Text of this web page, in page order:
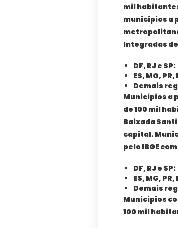
mil
municípios a
Integradas
DF, RJ e SP:
ES, MG, PR,
Demais
Municípios a
de 100 mil
Baixada
capital.
pelo IBGE
DF, RJ e SP:
ES, MG, PR,
Demais
Municípios
100 mil